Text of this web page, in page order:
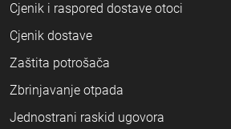
Cjenik i raspored dostave otoci
Cjenik dostave
Zaštita potrošača
Zbrinjavanje otpada
Jednostrani raskid ugovora